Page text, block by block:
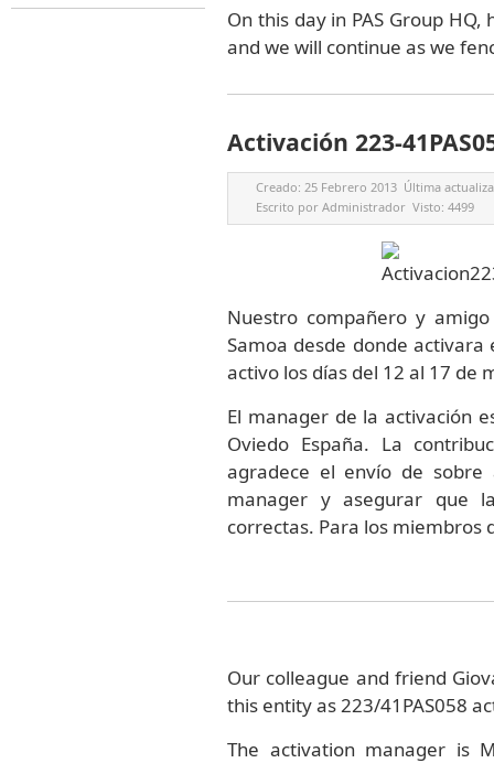
On this day in PAS Group
and we will continue as we
Activación 223-
Creado: 25 Febrero 2013 Última
Escrito por Administrador Visto: 4499
Nuestro compañero y
Samoa desde donde activara
activo los días del 12 al 17 de
El manager de la activación
Oviedo España. La
agradece el envío de
manager y asegurar que
correctas. Para los miembros
Our colleague and friend
this entity as 223/41PAS058
The activation manager is